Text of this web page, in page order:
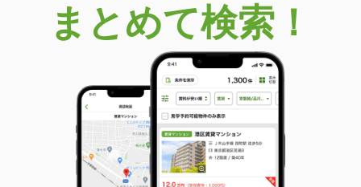
まとめて検索！